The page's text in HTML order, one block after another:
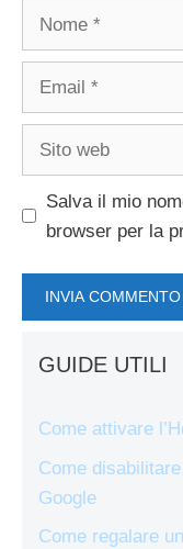
Nome
Email
Sito
Salva il mio
browser per la
GUIDE UTILI
Come attivare
Come
Google
Come regalare